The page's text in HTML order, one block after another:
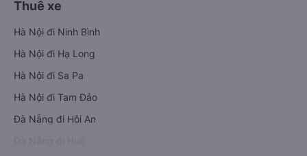
Thuê xe
Hà Nội đi Ninh Bình
Hà Nội đi Hạ Long
Hà Nội đi Sa Pa
Hà Nội đi Tam Đảo
Đà Nẵng đi Hội An